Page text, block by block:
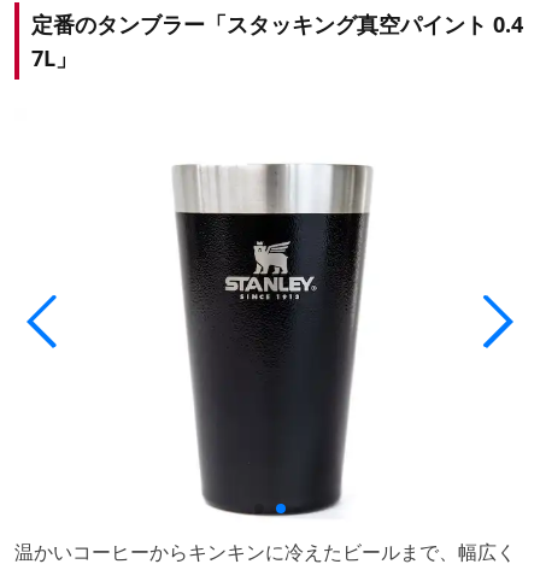
定番のタンブラー「スタッキング真空パイント 0.4
7L」
温かいコーヒーからキンキンに冷えたビールまで、幅広く